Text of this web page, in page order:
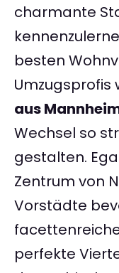
charmante
besten
Umzugsprofis
aus
Wechsel so
gestalten.
Zentrum von
Vorstädte
perfekte